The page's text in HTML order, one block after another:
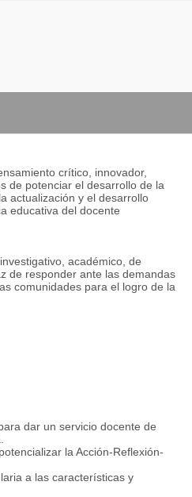
crítico, innovador,
de potenciar el desarrollo de la
actualización y el desarrollo
educativa del docente
académico, de
de responder ante las demandas
comunidades para el logro de la
dar un servicio docente de
la Acción-Reflexión-
a las características y